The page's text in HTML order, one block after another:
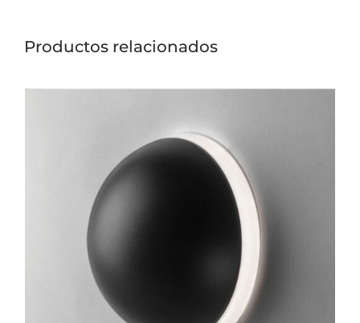
Productos relacionados
MÚLTIPLES
VARIANTES.